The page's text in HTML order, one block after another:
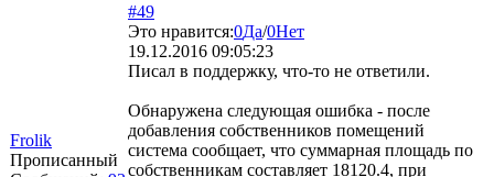
Frolik
Прописанный
#49
Это нравится:0Да/0Нет
19.12.2016 09:05:23
Писал в поддержку, что-то не ответили.
Обнаружена следующая ошибка - после
добавления собственников помещений
система сообщает, что суммарная площадь по
собственникам составляет 18120.4, при